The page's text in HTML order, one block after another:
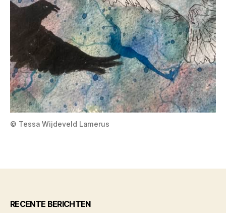
© Tessa Wijdeveld Lamerus
RECENTE BERICHTEN